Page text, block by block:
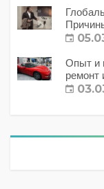
с этим
Опыт и
ремонт